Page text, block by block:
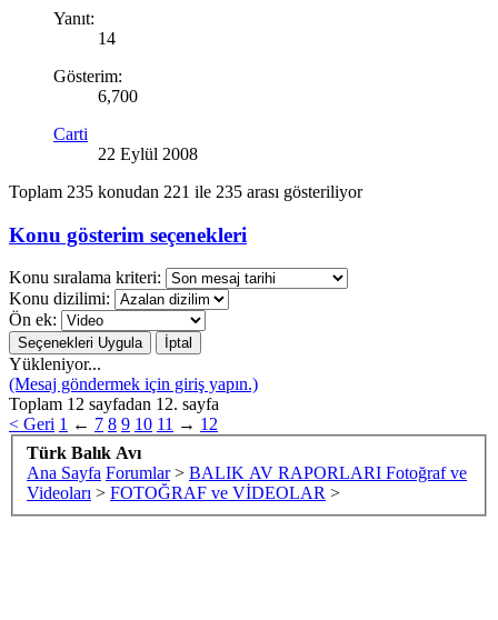
Yanıt:
14
Gösterim:
6,700
Carti
22 Eylül 2008
Toplam 235 konudan 221 ile 235 arası gösteriliyor
Konu gösterim seçenekleri
Konu sıralama kriteri:
Konu dizilimi:
Ön ek:
Yükleniyor...
(Mesaj göndermek için giriş yapın.)
Toplam 12 sayfadan 12. sayfa
< Geri 1 ← 7 8 9 10 11 → 12
Türk Balık Avı
Ana Sayfa Forumlar > BALIK AV RAPORLARI Fotoğraf ve
Videoları > FOTOĞRAF ve VİDEOLAR >